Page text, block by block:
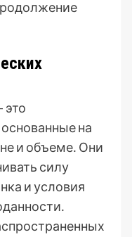
это
на
и объеме․ Они
силу
и условия